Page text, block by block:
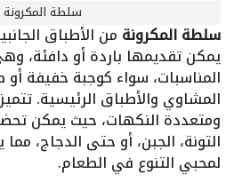
سلطة المكرونة
سلطة المكرونة من الأطباق
يمكن تقديمها باردة أو دافئة،
المناسبات، سواء كوجبة خفيفة
المشاوي والأطباق الرئيسية.
ومتعددة النكهات، حيث يمكن
التونة، الجبن، أو حتى الدجاج، مما
لمحبي التنوع في الطعام.